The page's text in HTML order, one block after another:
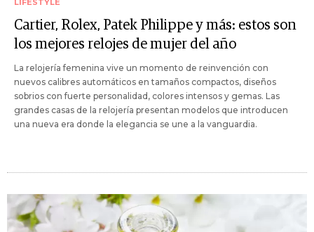
LIFESTYLE
Cartier, Rolex, Patek Philippe y más: estos son
los mejores relojes de mujer del año
La relojería femenina vive un momento de reinvención con
nuevos calibres automáticos en tamaños compactos, diseños
sobrios con fuerte personalidad, colores intensos y gemas. Las
grandes casas de la relojería presentan modelos que introducen
una nueva era donde la elegancia se une a la vanguardia.